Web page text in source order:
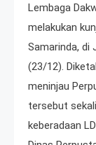
Lembaga
melakukan
Samarinda, di
(23/12).
meninjau
tersebut
keberadaan